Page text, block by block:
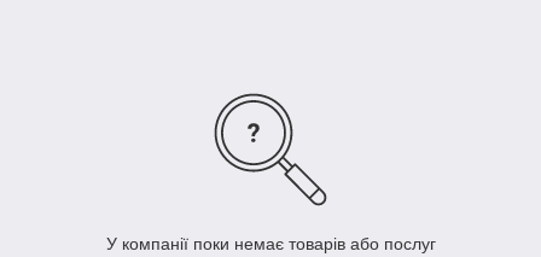
У компанії поки немає товарів або послуг